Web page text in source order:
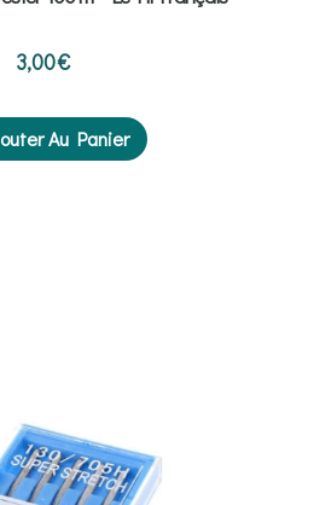
3,00€
Au Panier